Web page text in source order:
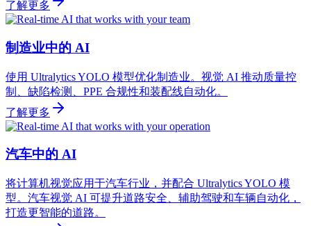
了解更多
制造业中的 AI
使用 Ultralytics YOLO 模型优化制造业。视觉 AI 推动质量控
制、缺陷检测、PPE 合规性和装配线自动化。
了解更多
汽车中的 AI
将计算机视觉应用于汽车行业，并配合 Ultralytics YOLO 模
型。汽车视觉 AI 可提升道路安全、辅助驾驶和车辆自动化，
打造更智能的道路。